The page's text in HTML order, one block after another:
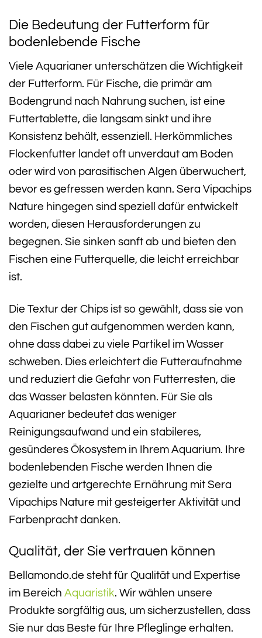
Die Bedeutung der Futterform für
bodenlebende Fische
Viele Aquarianer unterschätzen die Wichtigkeit
der Futterform. Für Fische, die primär am
Bodengrund nach Nahrung suchen, ist eine
Futtertablette, die langsam sinkt und ihre
Konsistenz behält, essenziell. Herkömmliches
Flockenfutter landet oft unverdaut am Boden
oder wird von parasitischen Algen überwuchert,
bevor es gefressen werden kann. Sera Vipachips
Nature hingegen sind speziell dafür entwickelt
worden, diesen Herausforderungen zu
begegnen. Sie sinken sanft ab und bieten den
Fischen eine Futterquelle, die leicht erreichbar
ist.
Die Textur der Chips ist so gewählt, dass sie von
den Fischen gut aufgenommen werden kann,
ohne dass dabei zu viele Partikel im Wasser
schweben. Dies erleichtert die Futteraufnahme
und reduziert die Gefahr von Futterresten, die
das Wasser belasten könnten. Für Sie als
Aquarianer bedeutet das weniger
Reinigungsaufwand und ein stabileres,
gesünderes Ökosystem in Ihrem Aquarium. Ihre
bodenlebenden Fische werden Ihnen die
gezielte und artgerechte Ernährung mit Sera
Vipachips Nature mit gesteigerter Aktivität und
Farbenpracht danken.
Qualität, der Sie vertrauen können
Bellamondo.de steht für Qualität und Expertise
im Bereich Aquaristik. Wir wählen unsere
Produkte sorgfältig aus, um sicherzustellen, dass
Sie nur das Beste für Ihre Pfleglinge erhalten.